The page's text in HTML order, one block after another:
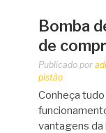
Bomba
de
Publicado por
pistão
Conheça
vantagens da